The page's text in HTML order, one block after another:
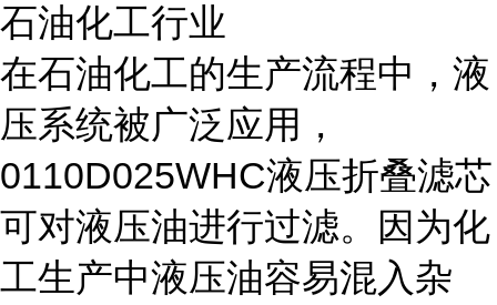
石油化工行业
在石油化工的生产流程中，液
压系统被广泛应用，
0110D025WHC液压折叠滤芯
可对液压油进行过滤。因为化
工生产中液压油容易混入杂